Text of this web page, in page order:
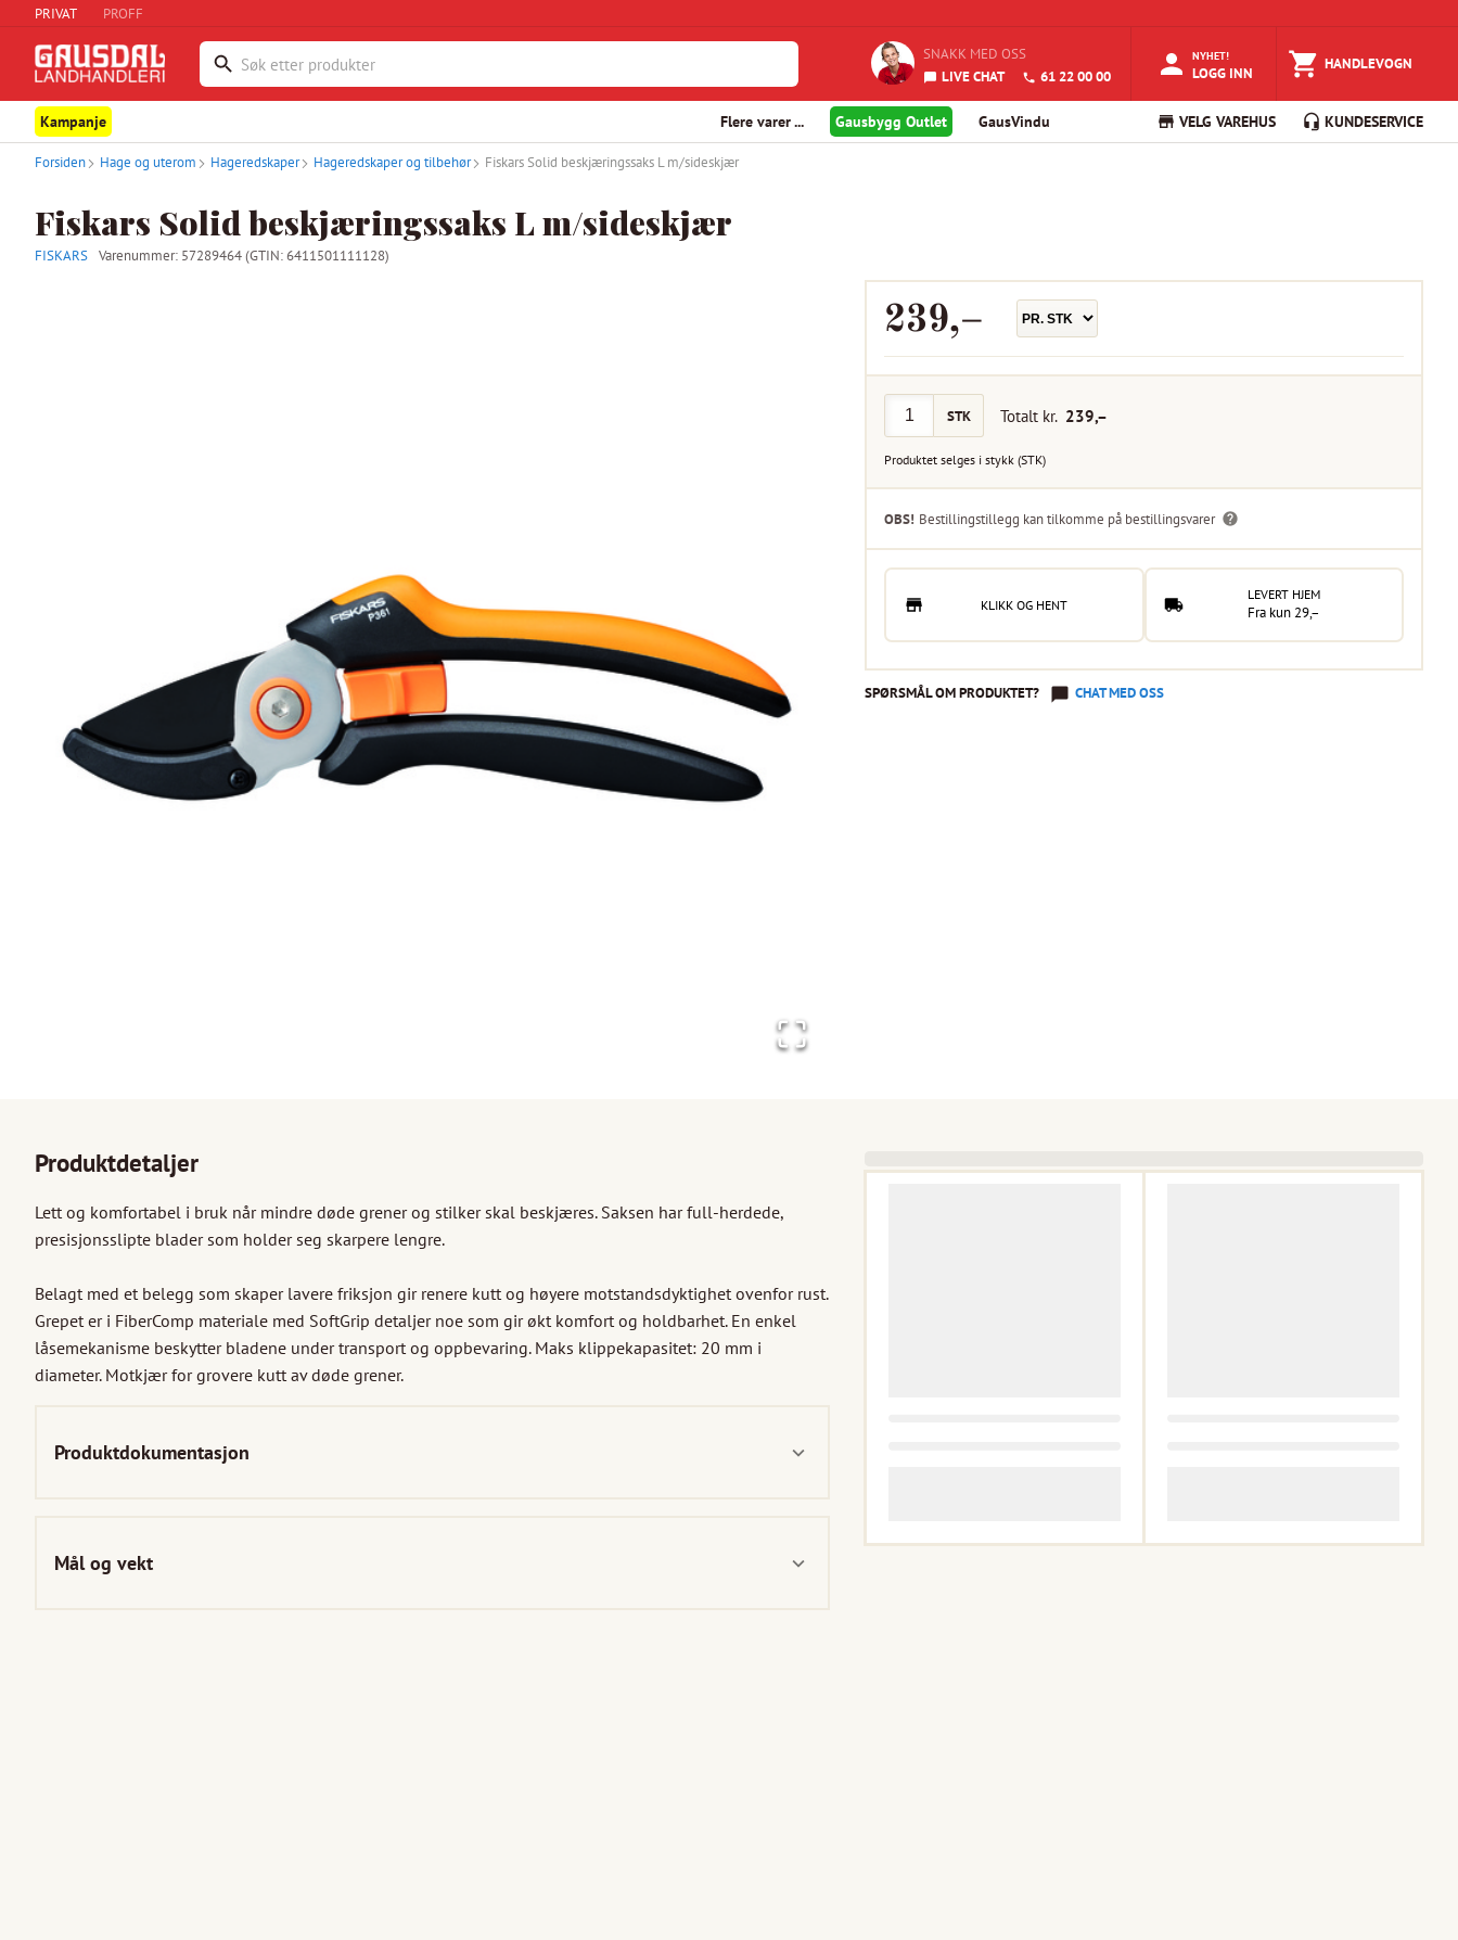
PRIVAT PROFF
SNAKK MED OSS
LIVE CHAT
61 22 00 00
NYHET!
LOGG INN HANDLEVOGN
Kampanje Flere varer ... Gausbygg Outlet GausVindu VELG VAREHUS KUNDESERVICE
Forsiden Hage og uterom Hageredskaper Hageredskaper og tilbehør Fiskars Solid beskjæringssaks L m/sideskjær
Fiskars Solid beskjæringssaks L m/sideskjær
FISKARS Varenummer: 57289464(GTIN: 6411501111128)
239,–
STK Totalt kr. 239,–
Produktet selges istykk (STK)
OBS! Bestillingstillegg kan tilkomme på bestillingsvarer
KLIKK OG HENT
LEVERT HJEM
Fra kun 29,–
SPØRSMÅL OM PRODUKTET? CHAT MED OSS
Produktdetaljer
Lett og komfortabel i bruk når mindre døde grener og stilker skal beskjæres. Saksen har full-herdede,
presisjonsslipte blader som holder seg skarpere lengre.
Belagt med et belegg som skaper lavere friksjon gir renere kutt og høyere motstandsdyktighet ovenfor rust.
Grepet er i FiberComp materiale med SoftGrip detaljer noe som gir økt komfort og holdbarhet. En enkel
låsemekanisme beskytter bladene under transport og oppbevaring. Maks klippekapasitet: 20 mm i
diameter. Motkjær for grovere kutt av døde grener.
Produktdokumentasjon
Mål og vekt